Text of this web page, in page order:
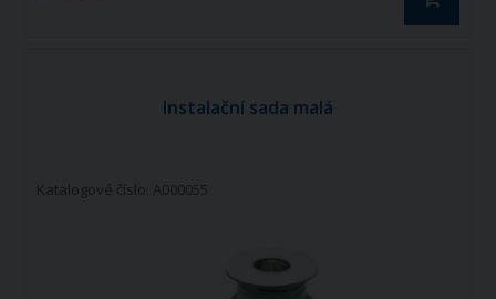
Instalační sada malá
Katalogové číslo: A000055